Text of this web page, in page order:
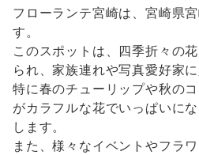
フローランテ宮崎は、宮崎県
す。
このスポットは、四季折々の
られ、家族連れや写真愛好家
特に春のチューリップや秋の
がカラフルな花でいっぱいに
します。
また、様々なイベントやフラ